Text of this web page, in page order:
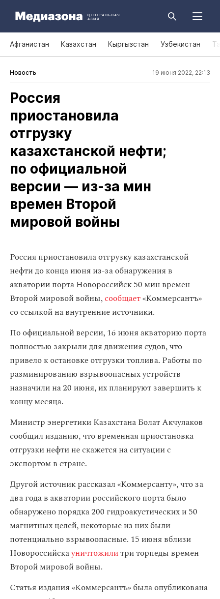
Афганистан Казахстан Кыргызстан Узбекистан
Новость 19 июня 2022, 22:13
Россия
приостановила
отгрузку
казахстанской нефти;
по официальной
версии — из‑за мин
времен Второй
мировой войны
Россия приостановила отгрузку казахстанской
нефти до конца июня из-за обнаружения в
акватории порта Новороссийск 50 мин времен
Второй мировой войны,сообщает«Коммерсантъ»
со ссылкой на внутренние источники.
По официальной версии, 16 июня акваторию порта
полностью закрыли для движения судов, что
привело к остановке отгрузки топлива. Работы по
разминированию взрывоопасных устройств
назначили на 20 июня, их планируют завершить к
концу месяца.
Министр энергетики Казахстана Болат Акчулаков
сообщил изданию, что временная приостановка
отгрузки нефти не скажется на ситуации с
экспортом в стране.
Другой источник рассказал «Коммерсанту», что за
два года в акватории российского порта было
обнаружено порядка 200 гидроакустических и 50
магнитных целей, некоторые из них были
потенциально взрывоопасные. 15 июня вблизи
Новороссийскауничтожилитри торпеды времен
Второй мировой войны.
Статья издания «Коммерсантъ» была опубликована